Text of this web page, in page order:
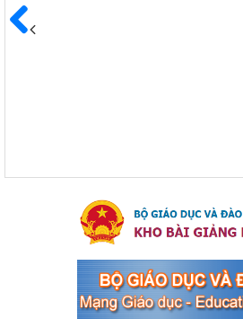
Kế hoạch Triển khai công tác tuyên
an toàn giao thông năm 2024 tại
của Thủ tướng Chính phủ về tăng
tranh tội phạm, vi phạm pháp luật
tổ chức đánh bạc và đánh bạc
Kế hoạch thực hiện Chỉ thị số 16/CT-
phạm, vi phạm pháp luật liên quan đến
bạc và đánh bạc
Ngày ban hành: 04/03/2024